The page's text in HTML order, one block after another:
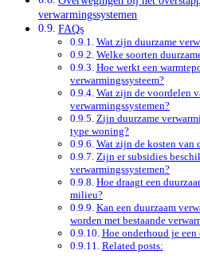
verwarmingssystemen
FAQs
Wat zijn duurzame
Welke soorten
Hoe werkt een
verwarmingssysteem?
Wat zijn de voordelen
verwarmingssystemen?
Zijn duurzame
type woning?
Wat zijn de kosten van
Zijn er subsidies
verwarmingssystemen?
Hoe draagt een
milieu?
Kan een duurzaam
worden met bestaande
Hoe onderhoud je een
Related posts: